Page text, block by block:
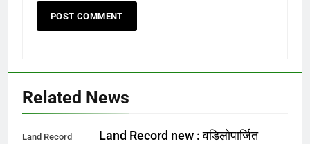
Related News
Land Record
Land Record new : वडिलोपार्जित